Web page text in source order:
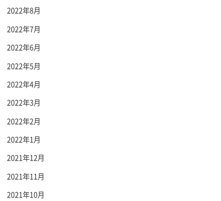
2022年8月
2022年7月
2022年6月
2022年5月
2022年4月
2022年3月
2022年2月
2022年1月
2021年12月
2021年11月
2021年10月